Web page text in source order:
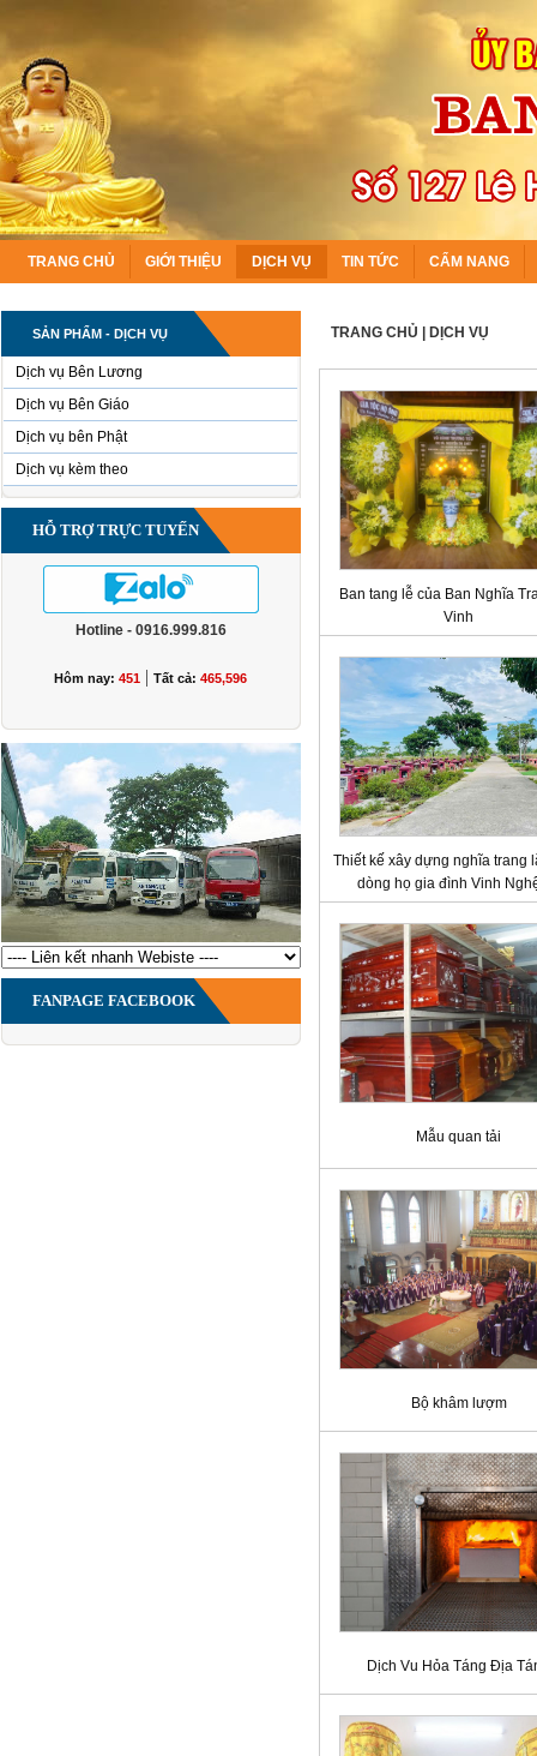
TRANG CHỦ GIỚI THIỆU DỊCH VỤ TIN TỨC CẨM NANG
SẢN PHẨM - DỊCH VỤ
Dịch vụ Bên Lương
Dịch vụ Bên Giáo
Dịch vụ bên Phật
Dịch vụ kèm theo
HỖ TRỢ TRỰC TUYẾN
Hotline - 0916.999.816
Hôm nay: 451 | Tất cả: 465,596
FANPAGE FACEBOOK
TRANG CHỦ DỊCH VỤ
Ban tang lễ của Ban Nghĩa
Vinh
Thiết kế xây dựng nghĩa trang
dòng họ gia đình Vinh
Mẫu quan tải
Bộ khâm lượm
Dịch Vu Hỏa Táng Địa